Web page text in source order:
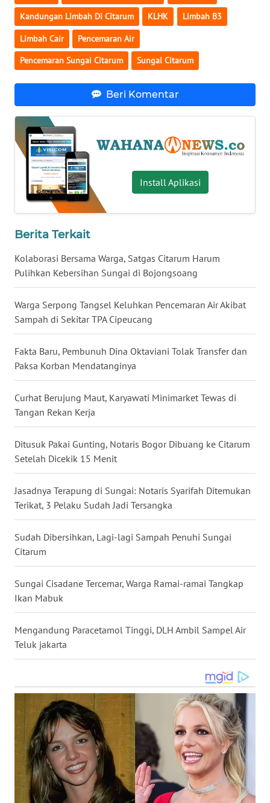
Kandungan Limbah Di Citarum KLHK Limbah B3
Limbah Cair Pencemaran Air
Pencemaran Sungai Citarum Sungai Citarum
Beri Komentar
Install Aplikasi
Berita Terkait
Kolaborasi Bersama Warga, Satgas Citarum Harum
Pulihkan Kebersihan Sungai di Bojongsoang
Warga Serpong Tangsel Keluhkan Pencemaran Air Akibat
Sampah di Sekitar TPA Cipeucang
Fakta Baru, Pembunuh Dina Oktaviani Tolak Transfer dan
Paksa Korban Mendatanginya
Curhat Berujung Maut, Karyawati Minimarket Tewas di
Tangan Rekan Kerja
Ditusuk Pakai Gunting, Notaris Bogor Dibuang ke Citarum
Setelah Dicekik 15 Menit
Jasadnya Terapung di Sungai: Notaris Syarifah Ditemukan
Terikat, 3 Pelaku Sudah Jadi Tersangka
Sudah Dibersihkan, Lagi-lagi Sampah Penuhi Sungai
Citarum
Sungai Cisadane Tercemar, Warga Ramai-ramai Tangkap
Ikan Mabuk
Mengandung Paracetamol Tinggi, DLH Ambil Sampel Air
Teluk jakarta
BANTEN
WN
NTT
KEPRI
WN
PAPUA
WN
PAPUA
BARAT
WN
WN
WN
SULTRA
WN
NTB
WN
SULTENG
WN
SULBAR
WN
WN
WN
SUMSEL
WN
BENGKULU
WN
LAMPUNG
WN
JATENG